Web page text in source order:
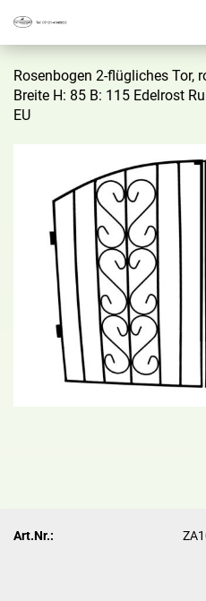
Ro­sen­bo­gen 2-​flügliches Tor,
Brei­te H: 85 B: 115 Edel­rost
EU
Art.Nr.: